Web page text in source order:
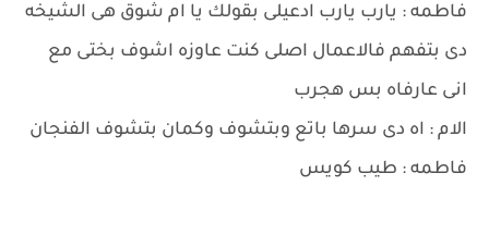
فاطمه : يارب يارب ادعيلى بقولك يا ام شوق هى الشيخه
دى بتفهم فالاعمال اصلى كنت عاوزه اشوف بختى مع
انى عارفاه بس هجرب
الام : اه دى سرها باتع وبتشوف وكمان بتشوف الفنجان
فاطمه : طيب كويس